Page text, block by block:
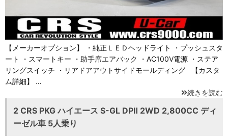
【メーカーオプション】 ・純正ＬＥＤヘッドライト ・プッシュスタ
ート ・スマートキー ・助手席エアバック ・AC100V電源 ・ステア
リングスイッチ ・リアドアアウトサイドモールディング 【カスタ
ム詳細】 …
続きを読む
2 CRS PKG ハイエース S-GL DPⅡ 2WD 2,800CC ディ
ーゼル車 5人乗り